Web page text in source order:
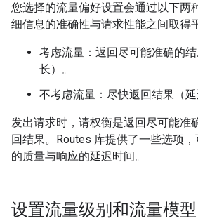
您选择的流量偏好设置会通过以下两
细信息的准确性与请求性能之间取得
考虑流量：返回尽可能准确的
长）。
不考虑流量：尽快返回结果（延
发出请求时，请权衡是返回尽可能准
回结果。Routes 库提供了一些选项
的质量与响应的延迟时间。
设置流量级别和流量模型